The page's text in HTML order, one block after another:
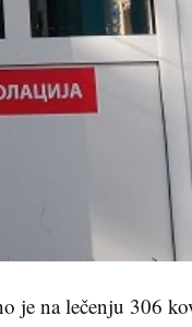
je na lečenju 306